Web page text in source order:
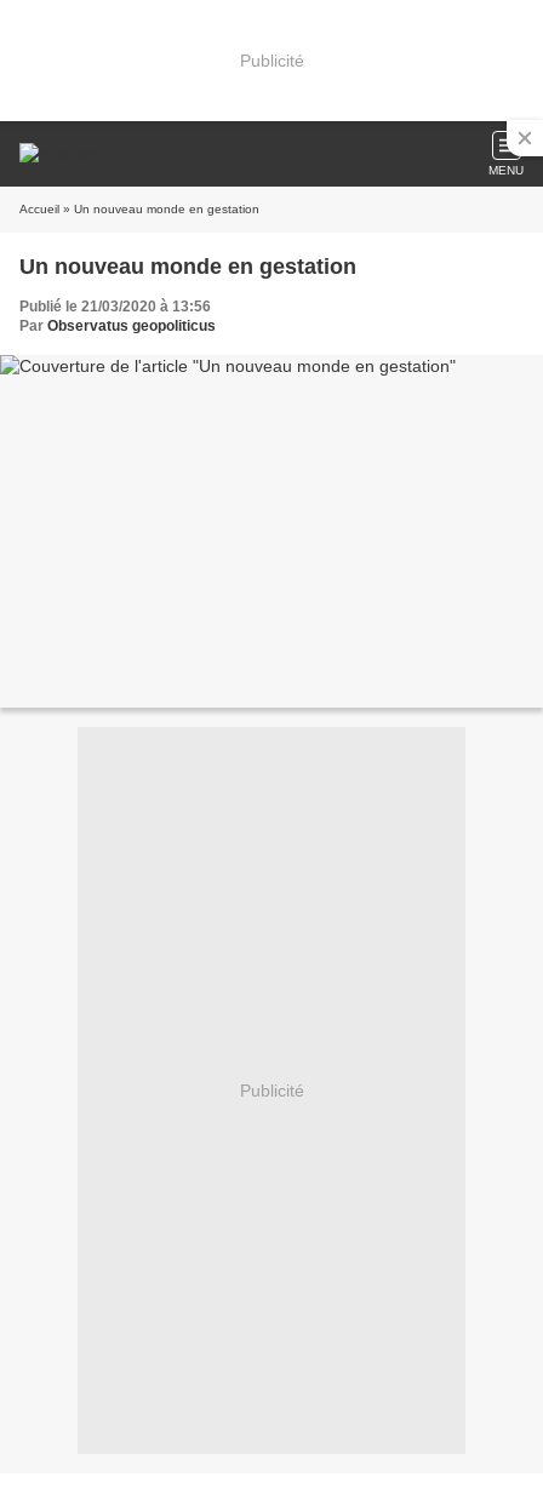
Publicité
MENU
Accueil » Un nouveau monde en gestation
Un nouveau monde en gestation
Publié le 21/03/2020 à 13:56
Par Observatus geopoliticus
Publicité